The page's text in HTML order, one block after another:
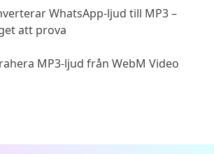
WhatsApp-ljud till MP3 –
att prova
MP3-ljud från WebM Video